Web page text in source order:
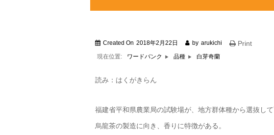
Created On 2018年2月22日 by arukichi Print
現在位置: ワードバンク 品種 白芽奇蘭
読み：はくがきらん
福建省平和県農業局の試験場が、地方群体種から選抜して
烏龍茶の製造に向き、香りに特徴がある。